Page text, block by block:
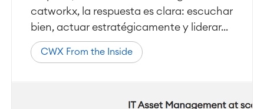
catworkx, la respuesta es clara: escuchar
bien, actuar estratégicamente y liderar...
CWX From the Inside